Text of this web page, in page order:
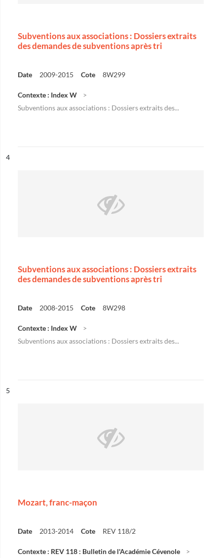
Subventions aux associations : Dossiers extraits
des demandes de subventions après tri
Date 2009-2015 Cote 8W299
Contexte : Index W
Subventions aux associations : Dossiers extraits des...
n°
4
Subventions aux associations : Dossiers extraits
des demandes de subventions après tri
Date 2008-2015 Cote 8W298
Contexte : Index W
Subventions aux associations : Dossiers extraits des...
n°
5
Mozart, franc-maçon
Date 2013-2014 Cote REV 118/2
Contexte : REV 118 : Bulletin de l'Académie Cévenole